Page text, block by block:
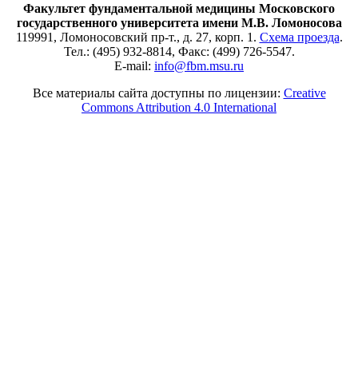
Факультет фундаментальной медицины Московского
государственного университета имени М.В. Ломоносова
119991, Ломоносовский пр-т., д. 27, корп. 1. Схема проезда.
Тел.: (495) 932-8814, Факс: (499) 726-5547.
E-mail: info@fbm.msu.ru
Все материалы сайта доступны по лицензии: Creative
Commons Attribution 4.0 International